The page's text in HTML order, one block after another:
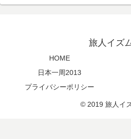
旅人イズ
HOME
日本一周2013
プライバシーポリシー
© 2019 旅人イ